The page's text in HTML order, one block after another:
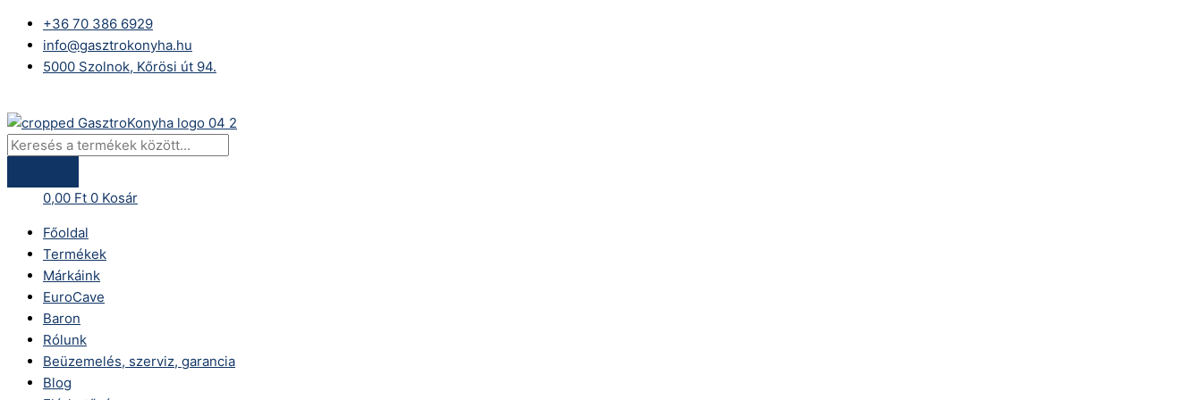
content
+36 70 386 6929
info@gasztrokonyha.hu
5000 Szolnok, Kőrösi út 94.
search
0,00 Ft 0 Kosár
Főoldal
Termékek
Márkáink
EuroCave
Baron
Rólunk
Beüzemelés, szerviz, garancia
Blog